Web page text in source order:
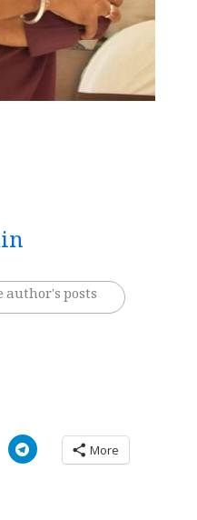
author's posts
More